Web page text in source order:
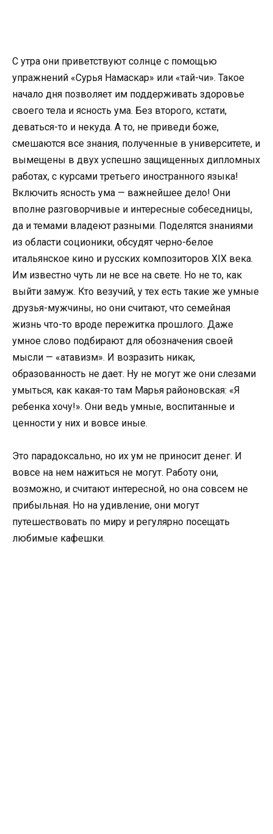
С утра они приветствуют солнце с помощью
упражнений «Сурья Намаскар» или «тай-чи». Такое
начало дня позволяет им поддерживать здоровье
своего тела и ясность ума. Без второго, кстати,
деваться-то и некуда. А то, не приведи боже,
смешаются все знания, полученные в университете, и
вымещены в двух успешно защищенных дипломных
работах, с курсами третьего иностранного языка!
Включить ясность ума — важнейшее дело! Они
вполне разговорчивые и интересные собеседницы,
да и темами владеют разными. Поделятся знаниями
из области соционики, обсудят черно-белое
итальянское кино и русских композиторов ХІХ века.
Им известно чуть ли не все на свете. Но не то, как
выйти замуж. Кто везучий, у тех есть такие же умные
друзья-мужчины, но они считают, что семейная
жизнь что-то вроде пережитка прошлого. Даже
умное слово подбирают для обозначения своей
мысли — «атавизм». И возразить никак,
образованность не дает. Ну не могут же они слезами
умыться, как какая-то там Марья районовская: «Я
ребенка хочу!». Они ведь умные, воспитанные и
ценности у них и вовсе иные.
Это парадоксально, но их ум не приносит денег. И
вовсе на нем нажиться не могут. Работу они,
возможно, и считают интересной, но она совсем не
прибыльная. Но на удивление, они могут
путешествовать по миру и регулярно посещать
любимые кафешки.